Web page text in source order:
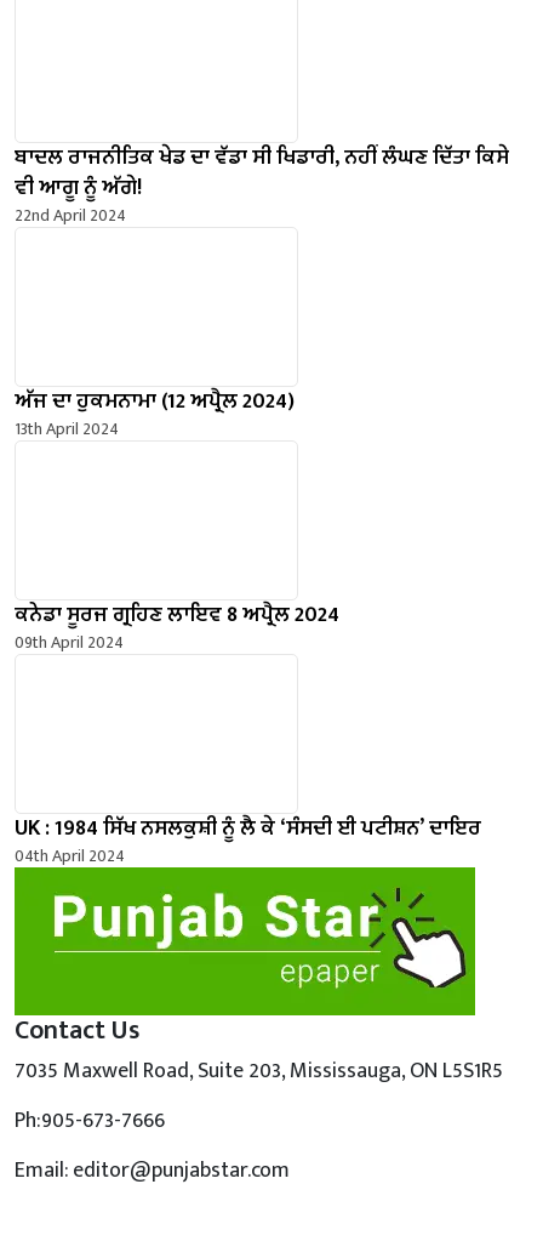
ਬਾਦਲ ਰਾਜਨੀਤਿਕ ਖੇਡ ਦਾ ਵੱਡਾ ਸੀ ਖਿਡਾਰੀ, ਨਹੀਂ ਲੰਘਣ ਦਿੱਤਾ ਕਿਸੇ
ਵੀ ਆਗੂ ਨੂੰ ਅੱਗੇ!
22nd April 2024
ਅੱਜ ਦਾ ਹੁਕਮਨਾਮਾ (12 ਅਪ੍ਰੈਲ 2024)
13th April 2024
ਕਨੇਡਾ ਸੂਰਜ ਗ੍ਰਹਿਣ ਲਾਇਵ 8 ਅਪ੍ਰੈਲ 2024
09th April 2024
UK : 1984 ਸਿੱਖ ਨਸਲਕੁਸ਼ੀ ਨੂੰ ਲੈ ਕੇ ‘ਸੰਸਦੀ ਈ ਪਟੀਸ਼ਨ’ ਦਾਇਰ
04th April 2024
Contact Us
7035 Maxwell Road, Suite 203, Mississauga, ON L5S1R5
Ph:905-673-7666
Email: editor@punjabstar.com